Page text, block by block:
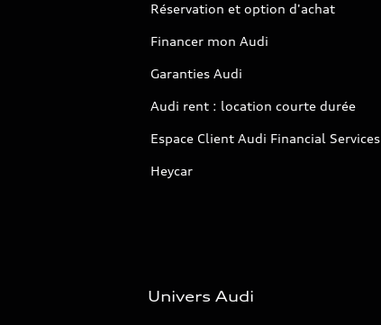
Réservation et option d'achat
Financer mon Audi
Garanties Audi
Audi rent : location courte durée
Espace Client Audi Financial Services
Heycar
Univers Audi